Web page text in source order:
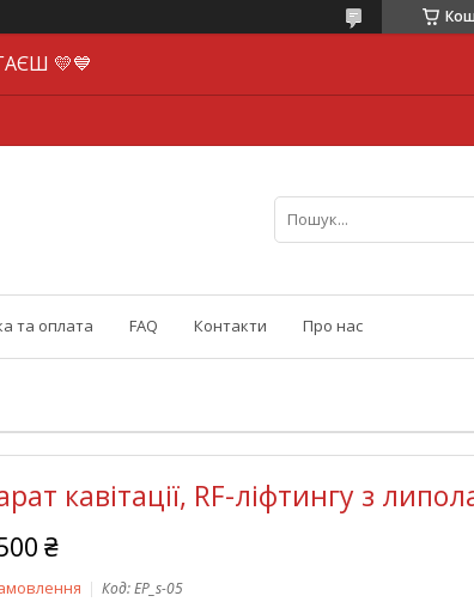
💛💙
та оплата FAQ Контакти Про нас
кавітації, RF-ліфтингу з
₴
Код:EP_s-05